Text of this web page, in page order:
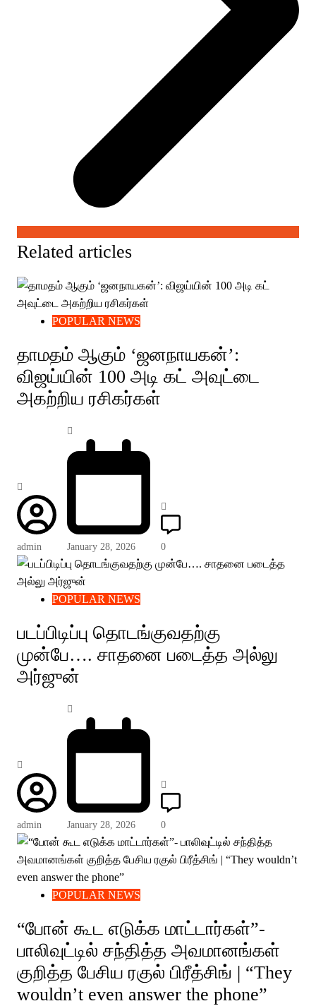
Related articles
POPULAR NEWS
தாமதம் ஆகும் ‘ஜனநாயகன்’:
விஜய்யின் 100 அடி கட் அவுட்டை
அகற்றிய ரசிகர்கள்
admin January 28, 2026 0
POPULAR NEWS
படப்பிடிப்பு தொடங்குவதற்கு
முன்பே…. சாதனை படைத்த அல்லு
அர்ஜுன்
admin January 28, 2026 0
POPULAR NEWS
“போன் கூட எடுக்க மாட்டார்கள்”-
பாலிவுட்டில் சந்தித்த அவமானங்கள்
குறித்த பேசிய ரகுல் பிரீத்சிங் | “They
wouldn’t even answer the phone”